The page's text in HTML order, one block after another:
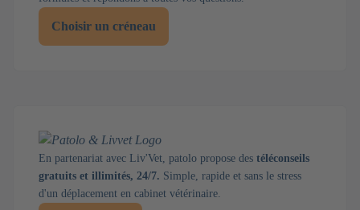
Choisir un créneau
En partenariat avec Liv'Vet, patolo propose des téléconseils
gratuits et illimités, 24/7. Simple, rapide et sans le stress
d'un déplacement en cabinet vétérinaire.